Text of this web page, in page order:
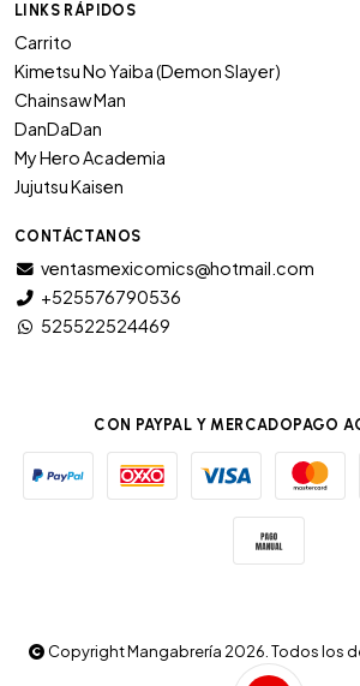
LINKS RÁPIDOS
Carrito
Kimetsu No Yaiba (Demon Slayer)
Chainsaw Man
DanDaDan
My Hero Academia
Jujutsu Kaisen
CONTÁCTANOS
ventasmexicomics@hotmail.com
+525576790536
525522524469
CON PAYPAL Y MERCADOPAGO
Copyright Mangabrería 2026. Todos los